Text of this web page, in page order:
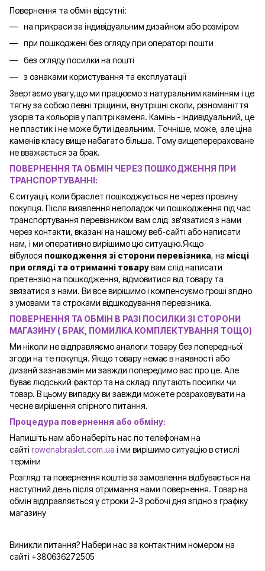
Повернення та обмін відсутні:
на прикраси за індивідуальним дизайном або розміром
при пошкоджені без огляду при операторі пошти
без огляду посилки на пошті
з ознаками користування та експлуатації
Звертаємо увагу,що ми працюємо з натуральним камінням і це
тягну за собою певні тріщиніи, внутрішні сколи, різноманіття
узорів та кольорів у палітрі каменя. Камінь - індивідуальний, це
не пластик і не може бути ідеальним. Точніше, може, але ціна
каменів класу вище набагато більша. Тому вищеперераховане
не вважається за брак.
ПОВЕРНЕННЯ ТА ОБМІН ЧЕРЕЗ ПОШКОДЖЕННЯ ПРИ
ТРАНСПОРТУВАННІ:
Є ситуації, коли браслет пошкоджується не через провину
покупця. Після виявлення неполадок чи пошкодження під час
транспортування перевізником вам слід зв'язатися з нами
через контакти, вказані на нашому веб-сайті або написати
нам, і ми оперативно вирішимо цю ситуацію.Якщо
вібулося пошкодження зі сторони перевізника, на місці
при огляді та отриманні товарувам слід написати
претензію на пошкодження, відмовитися від товару та
звязатися з нами. Ви все вирішимо і компенсуємо гроші згідно
з умовами та строками відшкодування перевізника.
ПОВЕРНЕННЯ ТА ОБМІН В РАЗІ ПОСИЛКИ ЗІ СТОРОНИ
МАГАЗИНУ ( БРАК, ПОМИЛКА КОМПЛЕКТУВАННЯ ТОЩО)
Ми ніколи не відправляємо аналоги товару без попередньої
згоди на те покупця. Якщо товару немає в наявності або
дизанй зазнав змін ми завжди попередимо вас про це. Але
буває людський фактор та на складі плутають посилки чи
товар. В цьому випадку ви завжди можете розраховувати на
чесне вирішення спірного питання.
Процедура повернення або обміну:
Напишіть нам або наберіть нас по телефонам на
сайті rowenabraslet.com.ua і ми вирішимо ситуацію в стислі
терміни
Розгляд та повернення коштів за замовлення відбувається на
наступний день після отримання нами повернення. Товар на
обмін відправляється у строки 2-3 робочі дня згідно з графіку
магазину
Виникли питання? Набери нас за контактним номером на
сайті +380636272505